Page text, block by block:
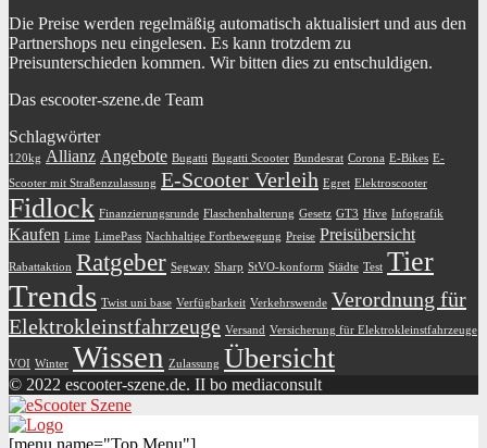
Die Preise werden regelmäßig automatisch aktualisiert und aus den
Partnershops neu eingelesen. Es kann trotzdem zu
Preisunterschieden kommen. Wir bitten dies zu entschuldigen.
Das escooter-szene.de Team
Schlagwörter
120kg Allianz Angebote Bugatti Bugatti Scooter Bundesrat Corona E-Bikes E-
Scooter mit Straßenzulassung E-Scooter Verleih Egret Elektroscooter
Fidlock Finanzierungsrunde Flaschenhalterung Gesetz GT3 Hive Infografik
Kaufen Lime LimePass Nachhaltige Fortbewegung Preise Preisübersicht
Rabattaktion Ratgeber Segway Sharp StVO-konform Städte Test Tier
Trends Twist uni base Verfügbarkeit Verkehrswende Verordnung für
Elektrokleinstfahrzeuge Versand Versicherung für Elektrokleinstfahrzeuge
VOI Winter Wissen Zulassung Übersicht
© 2022 escooter-szene.de. II bo mediaconsult